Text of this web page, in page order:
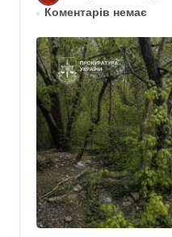
Коментарів немає